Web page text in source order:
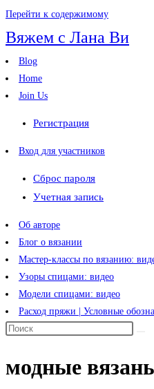
Перейти к содержимому
Вяжем с Лана Ви
Blog
Home
Join Us
Регистрация
Вход для участников
Сброс пароля
Учетная запись
Об авторе
Блог о вязании
Мастер-классы по вязанию:
Узоры спицами: видео
Модели спицами: видео
Расход пряжи | Условные
модные